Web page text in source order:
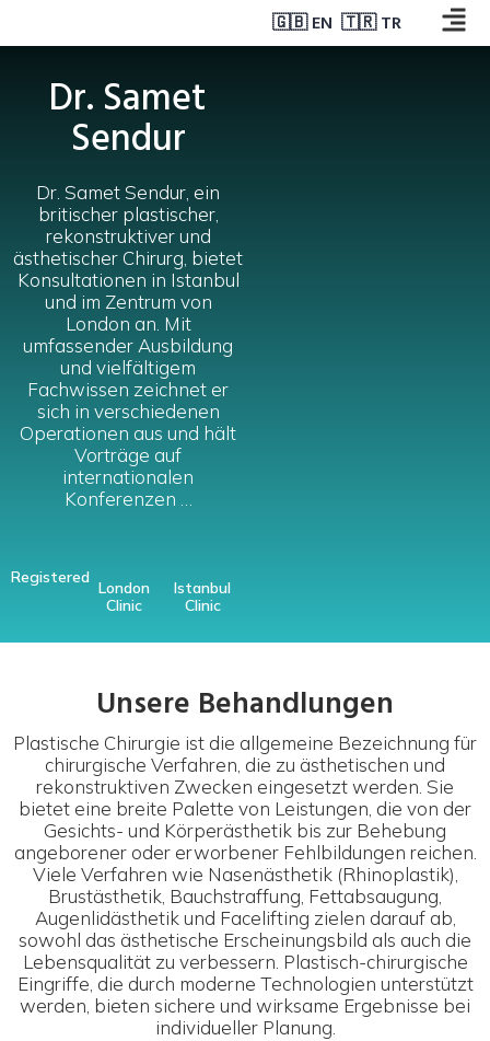
🇬🇧 EN 🇹🇷 TR
Dr. Samet
Sendur
Dr. Samet Sendur, ein
britischer plastischer,
rekonstruktiver und
ästhetischer Chirurg, bietet
Konsultationen in Istanbul
und im Zentrum von
London an. Mit
umfassender Ausbildung
und vielfältigem
Fachwissen zeichnet er
sich in verschiedenen
Operationen aus und hält
Vorträge auf
internationalen
Konferenzen …
Registered
London
Clinic
Istanbul
Clinic
Unsere Behandlungen
Plastische Chirurgie ist die allgemeine Bezeichnung für
chirurgische Verfahren, die zu ästhetischen und
rekonstruktiven Zwecken eingesetzt werden. Sie
bietet eine breite Palette von Leistungen, die von der
Gesichts- und Körperästhetik bis zur Behebung
angeborener oder erworbener Fehlbildungen reichen.
Viele Verfahren wie Nasenästhetik (Rhinoplastik),
Brustästhetik, Bauchstraffung, Fettabsaugung,
Augenlidästhetik und Facelifting zielen darauf ab,
sowohl das ästhetische Erscheinungsbild als auch die
Lebensqualität zu verbessern. Plastisch-chirurgische
Eingriffe, die durch moderne Technologien unterstützt
werden, bieten sichere und wirksame Ergebnisse bei
individueller Planung.